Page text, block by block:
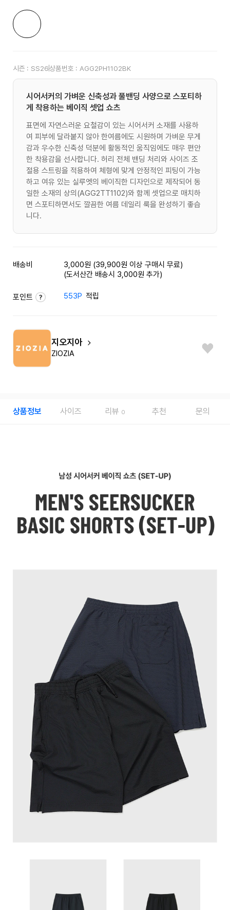
시즌 : SS26상품번호 : AGG2PH1102BK
시어서커의 가벼운 신축성과 풀밴딩 사양으로 스포티하
게 착용하는 베이직 셋업 쇼츠
표면에 자연스러운 요철감이 있는 시어서커 소재를 사용하
여 피부에 달라붙지 않아 한여름에도 시원하며 가벼운 무게
감과 우수한 신축성 덕분에 활동적인 움직임에도 매우 편안
한 착용감을 선사합니다. 허리 전체 밴딩 처리와 사이즈 조
절용 스트링을 적용하여 체형에 맞게 안정적인 피팅이 가능
하고 여유 있는 실루엣의 베이직한 디자인으로 제작되어 동
일한 소재의 상의(AGG2TT1102)와 함께 셋업으로 매치하
면 스포티하면서도 깔끔한 여름 데일리 룩을 완성하기 좋습
니다.
배송비
3,000원 (39,900원 이상 구매시 무료)
(도서산간 배송시 3,000원 추가)
포인트 553P 적립
지오지아
ZIOZIA
상품정보 사이즈 리뷰 0 추천 문의